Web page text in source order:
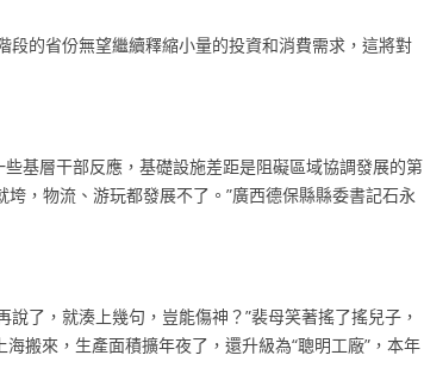
的省份無望繼續釋縮小量的投資和消費需求，這將對
基層干部反應，基礎設施差距是阻礙區域協調發展的第
垮，物流、游玩都發展不了。”廣西德保縣縣委書記石永
說了，就湊上幾句，豈能傷神？”裴母笑著搖了搖兒子，
搬來，生產面積擴年夜了，還升級為“聰明工廠”，本年